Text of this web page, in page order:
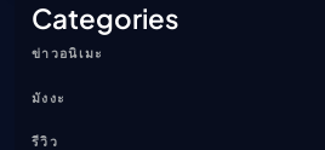
Categories
ข่าวอนิเมะ
มังงะ
รีวิว